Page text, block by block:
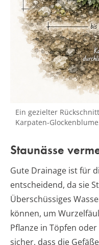
Ein gezielter
Karpaten-
Staunässe
Gute Drainage ist für
entscheidend, da sie
Überschüssiges
können, um
Pflanze in Töpfen
sicher, dass die